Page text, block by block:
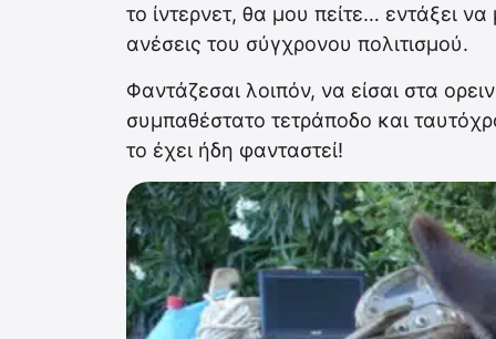
το ίντερνετ, θα μου πείτε… εντάξει
ανέσεις του σύγχρονου πολιτισμού.
Φαντάζεσαι λοιπόν, να είσαι στα
συμπαθέστατο τετράποδο και
το έχει ήδη φανταστεί!